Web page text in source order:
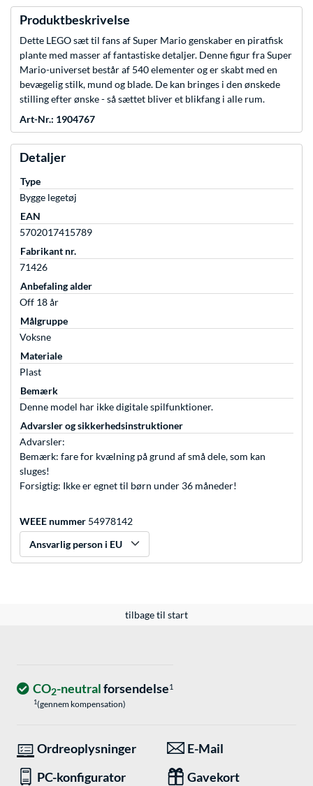
Produktbeskrivelse
Dette LEGO sæt til fans af Super Mario genskaber en piratfisk
plante med masser af fantastiske detaljer. Denne figur fra Super
Mario-universet består af 540 elementer og er skabt med en
bevægelig stilk, mund og blade. De kan bringes i den ønskede
stilling efter ønske - så sættet bliver et blikfang i alle rum.
Art-Nr.: 1904767
Detaljer
Type
Bygge legetøj
EAN
5702017415789
Fabrikant nr.
71426
Anbefaling alder
Off 18 år
Målgruppe
Voksne
Materiale
Plast
Bemærk
Denne model har ikke digitale spilfunktioner.
Advarsler og sikkerhedsinstruktioner
Advarsler:
Bemærk: fare for kvælning på grund af små dele, som kan
sluges!
Forsigtig: Ikke er egnet til børn under 36 måneder!
WEEE nummer 54978142
Ansvarlig person i EU
tilbage til start
CO2-neutralforsendelse1
1(gennem kompensation)
Ordreoplysninger
E-Mail
PC-konfigurator
Gavekort